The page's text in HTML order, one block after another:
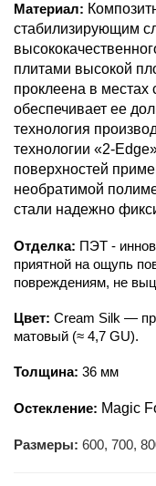
Материал:
стабилизирующим
плитами высокой
проклеена в местах
обеспечивает ее
технология
технологии «2-
поверхностей
необратимой
стали надежно
Отделка: ПЭТ -
приятной на ощупь
повреждениям, не
Цвет: Cream Silk —
матовый (≈ 4,7 GU).
Толщина: 36 мм
Остекление: Magic
Размеры: 600, 700,